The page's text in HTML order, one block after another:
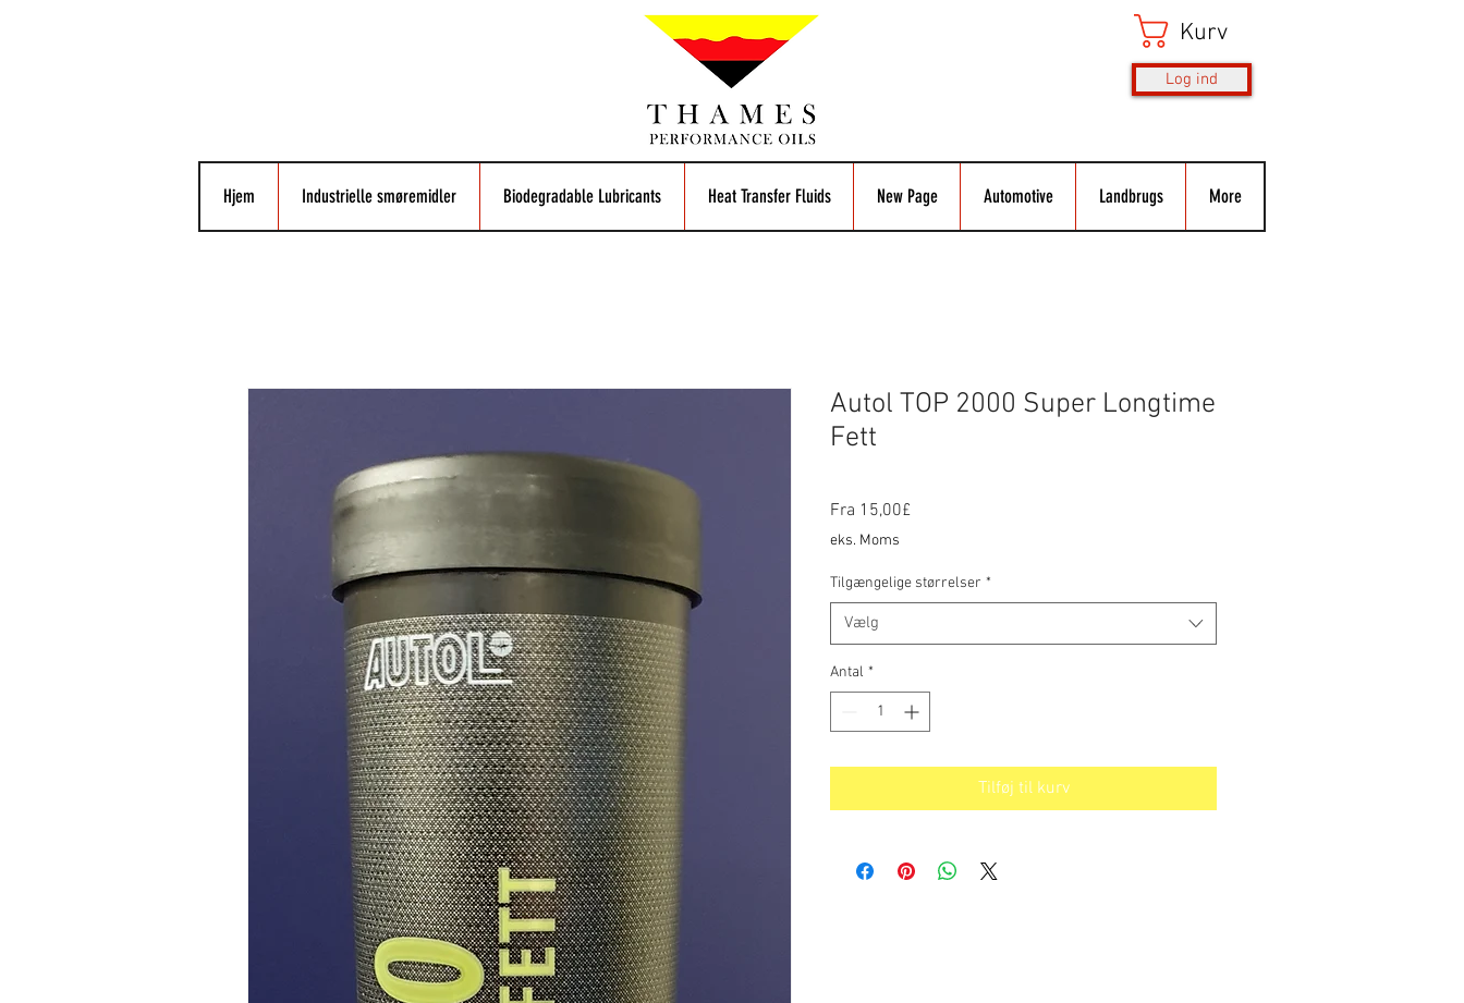
Kurv
Log ind
Hjem Industrielle smøremidler Biodegradable Lubricants Heat Transfer Fluids New Page Automotive Landbrugs More
Autol TOP 2000 Super Longtime
Fett
Fra 15,00£
eks. Moms
Tilgængelige størrelser *
Vælg
Antal *
Tilføj til kurv